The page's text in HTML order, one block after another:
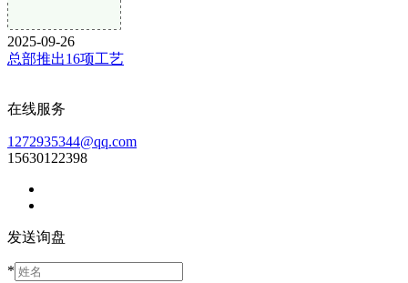
2025-09-26
总部推出16项工艺
在线服务
1272935344@qq.com
15630122398
发送询盘
*